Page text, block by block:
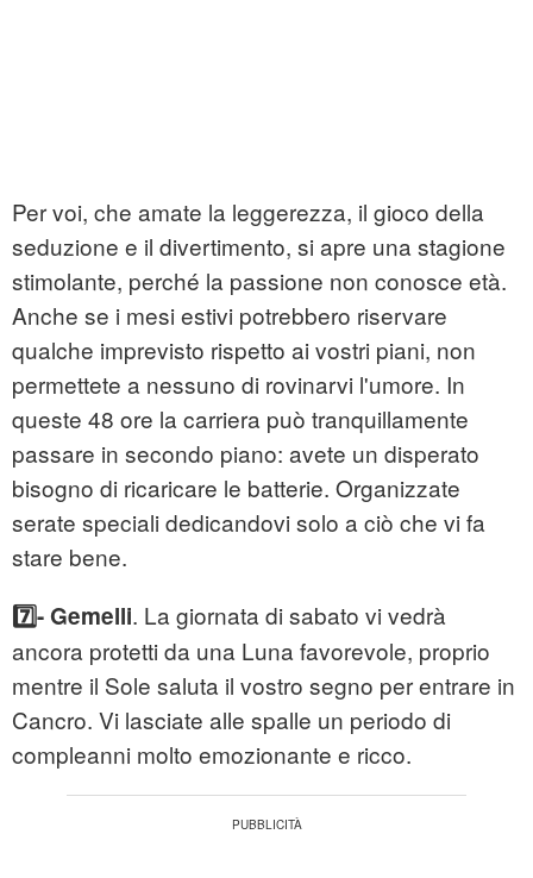
Per voi, che amate la leggerezza, il gioco della
seduzione e il divertimento, si apre una stagione
stimolante, perché la passione non conosce età.
Anche se i mesi estivi potrebbero riservare
qualche imprevisto rispetto ai vostri piani, non
permettete a nessuno di rovinarvi l'umore. In
queste 48 ore la carriera può tranquillamente
passare in secondo piano: avete un disperato
bisogno di ricaricare le batterie. Organizzate
serate speciali dedicandovi solo a ciò che vi fa
stare bene.
7️⃣- Gemelli. La giornata di sabato vi vedrà
ancora protetti da una Luna favorevole, proprio
mentre il Sole saluta il vostro segno per entrare in
Cancro. Vi lasciate alle spalle un periodo di
compleanni molto emozionante e ricco.